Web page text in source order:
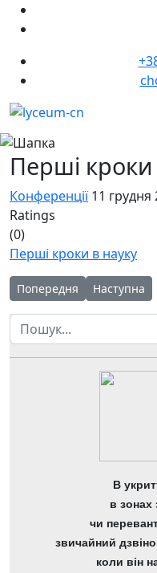
Перші кроки
Конференції 11 грудня
Ratings
(0)
Перші кроки в науку
Попередня стаття:
Попередня Наступна
Наступна
Пошук
В
в зонах
чи
звичайний
коли він